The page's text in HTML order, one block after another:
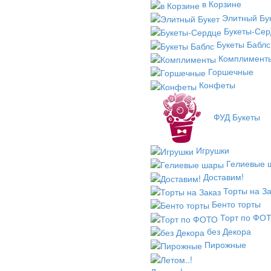
в Корзине
Элитный
Букеты-
Букеты Баблс
Горшечные
Конфеты
ФУД Букеты
Игрушки
Гелиевые
Доставим!
Торты на
Бенто торты
Торт по
без Декора
Пирожные